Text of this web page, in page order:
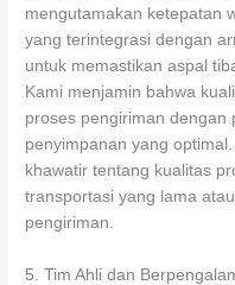
mengutamakan ketepatan
yang terintegrasi dengan
untuk memastikan aspal
Kami menjamin bahwa
proses pengiriman dengan
penyimpanan yang
khawatir tentang kualitas
transportasi yang lama
pengiriman.
5. Tim Ahli dan